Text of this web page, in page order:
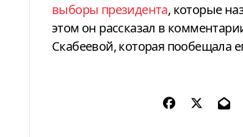
выборы президента, которые
этом он рассказал в
Скабеевой, которая пообещала